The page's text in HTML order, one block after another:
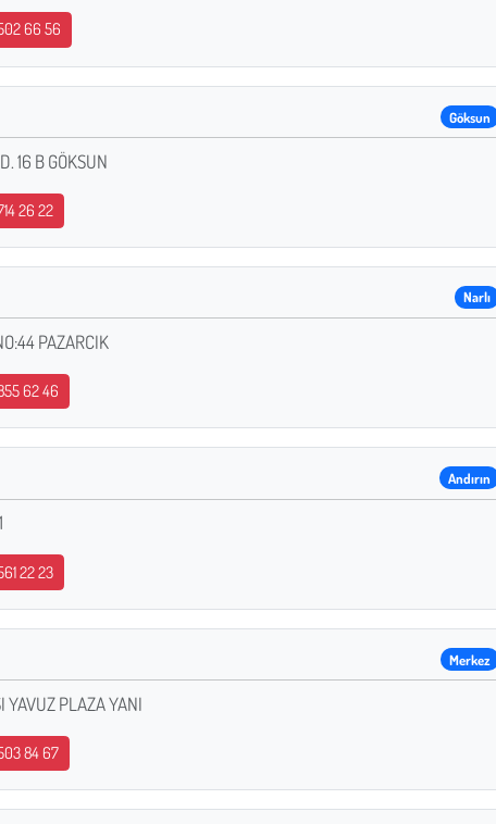
66 56
Göksun
16 B GÖKSUN
26 22
Narlı
PAZARCIK
62 46
Andırın
22 23
Merkez
YAVUZ PLAZA YANI
84 67